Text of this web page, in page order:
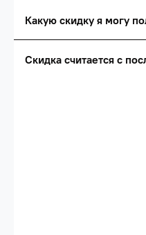
Какую скидку я могу
Скидка считается с